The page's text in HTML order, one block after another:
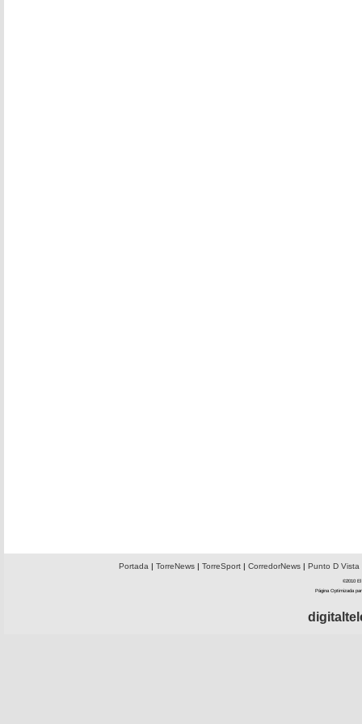
Portada | TorreNews| TorreSport| CorredorNews| Punto D Vista
©2010 El
Página Optimizada